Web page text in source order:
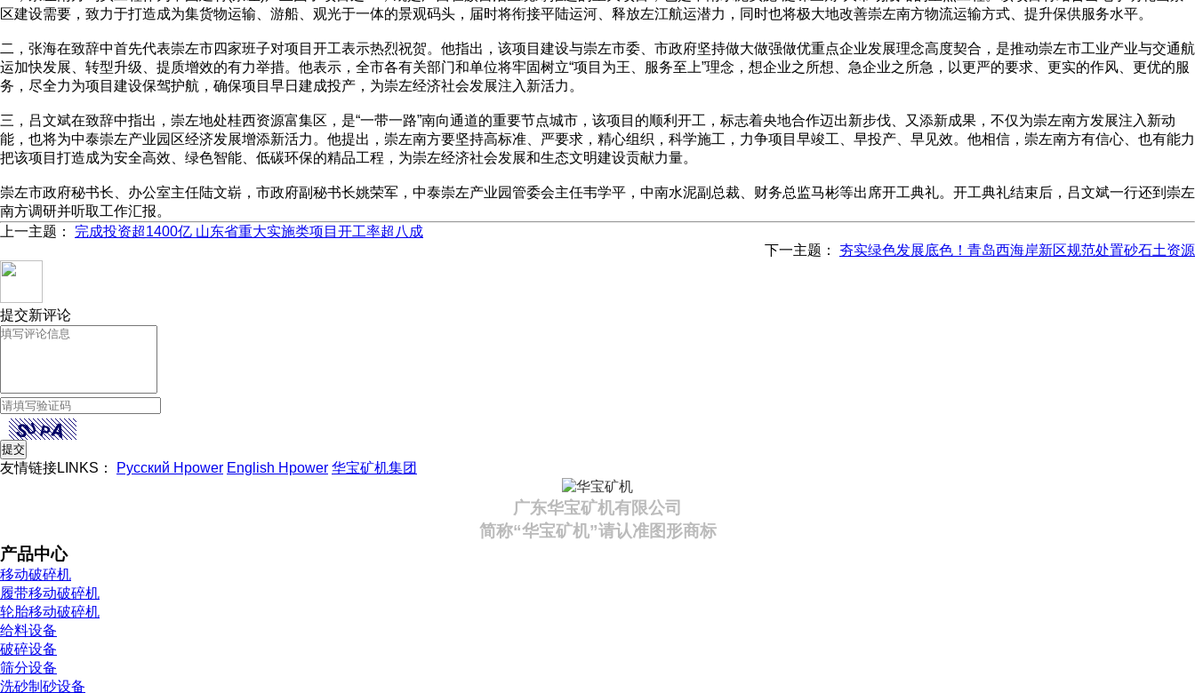
区建设需要，致力于打造成为集货物运输、游船、观光于一体的景观码头，届时将衔接平陆运河、释放左江航运潜力，同时也将极大地改善崇左南方物流运输方式、提升保供服务水平。
二，张海在致辞中首先代表崇左市四家班子对项目开工表示热烈祝贺。他指出，该项目建设与崇左市委、市政府坚持做大做强做优重点企业发展理念高度契合，是推动崇左市工业产业与交通航
运加快发展、转型升级、提质增效的有力举措。他表示，全市各有关部门和单位将牢固树立“项目为王、服务至上”理念，想企业之所想、急企业之所急，以更严的要求、更实的作风、更优的服
务，尽全力为项目建设保驾护航，确保项目早日建成投产，为崇左经济社会发展注入新活力。
三，吕文斌在致辞中指出，崇左地处桂西资源富集区，是“一带一路”南向通道的重要节点城市，该项目的顺利开工，标志着央地合作迈出新步伐、又添新成果，不仅为崇左南方发展注入新动
能，也将为中泰崇左产业园区经济发展增添新活力。他提出，崇左南方要坚持高标准、严要求，精心组织，科学施工，力争项目早竣工、早投产、早见效。他相信，崇左南方有信心、也有能力
把该项目打造成为安全高效、绿色智能、低碳环保的精品工程，为崇左经济社会发展和生态文明建设贡献力量。
崇左市政府秘书长、办公室主任陆文崭，市政府副秘书长姚荣军，中泰崇左产业园管委会主任韦学平，中南水泥副总裁、财务总监马彬等出席开工典礼。开工典礼结束后，吕文斌一行还到崇左
南方调研并听取工作汇报。
上一主题： 完成投资超1400亿 山东省重大实施类项目开工率超八成
下一主题： 夯实绿色发展底色！青岛西海岸新区规范处置砂石土资源
提交新评论
友情链接LINKS： Русский Hpower English Hpower 华宝矿机集团
广东华宝矿机有限公司
简称“华宝矿机”请认准图形商标
产品中心
移动破碎机
履带移动破碎机
轮胎移动破碎机
给料设备
破碎设备
筛分设备
洗砂制砂设备